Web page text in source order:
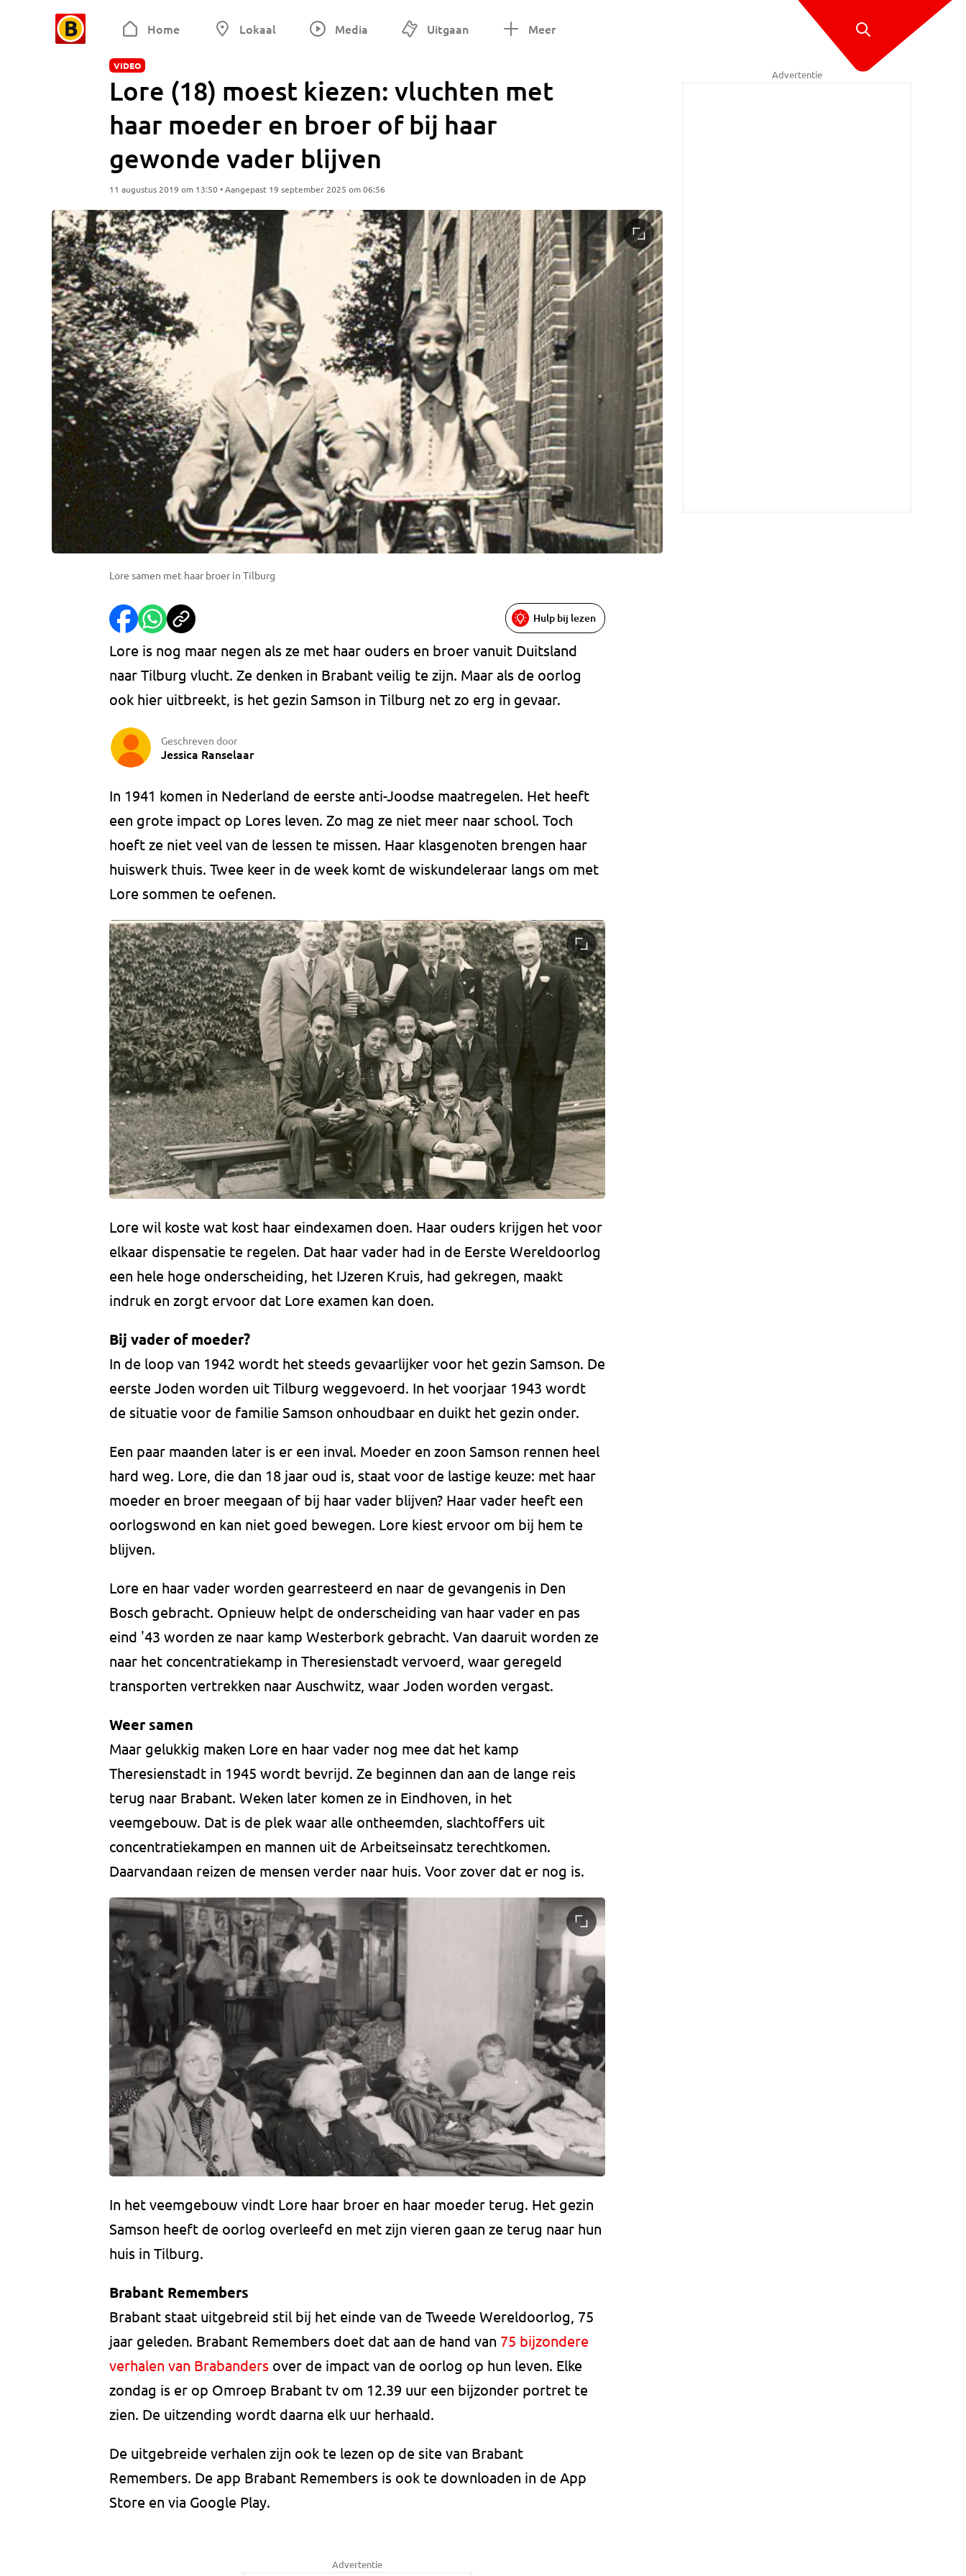
Home Lokaal Media Uitgaan Meer
VIDEO
Lore (18) moest kiezen: vluchten met
haar moeder en broer of bij haar
gewonde vader blijven
11 augustus 2019 om 13:50 • Aangepast 19 september 2025 om 06:56
Lore samen met haar broer in Tilburg
Hulp bij lezen
Lore is nog maar negen als ze met haar ouders en broer vanuit Duitsland
naar Tilburg vlucht. Ze denken in Brabant veilig te zijn. Maar als de oorlog
ook hier uitbreekt, is het gezin Samson in Tilburg net zo erg in gevaar.
Geschreven door
Jessica Ranselaar
In 1941 komen in Nederland de eerste anti-Joodse maatregelen. Het heeft
een grote impact op Lores leven. Zo mag ze niet meer naar school. Toch
hoeft ze niet veel van de lessen te missen. Haar klasgenoten brengen haar
huiswerk thuis. Twee keer in de week komt de wiskundeleraar langs om met
Lore sommen te oefenen.
Lore wil koste wat kost haar eindexamen doen. Haar ouders krijgen het voor
elkaar dispensatie te regelen. Dat haar vader had in de Eerste Wereldoorlog
een hele hoge onderscheiding, het IJzeren Kruis, had gekregen, maakt
indruk en zorgt ervoor dat Lore examen kan doen.
Bij vader of moeder?
In de loop van 1942 wordt het steeds gevaarlijker voor het gezin Samson. De
eerste Joden worden uit Tilburg weggevoerd. In het voorjaar 1943 wordt
de situatie voor de familie Samson onhoudbaar en duikt het gezin onder.
Een paar maanden later is er een inval. Moeder en zoon Samson rennen heel
hard weg. Lore, die dan 18 jaar oud is, staat voor de lastige keuze: met haar
moeder en broer meegaan of bij haar vader blijven? Haar vader heeft een
oorlogswond en kan niet goed bewegen. Lore kiest ervoor om bij hem te
blijven.
Lore en haar vader worden gearresteerd en naar de gevangenis in Den
Bosch gebracht. Opnieuw helpt de onderscheiding van haar vader en pas
eind '43 worden ze naar kamp Westerbork gebracht. Van daaruit worden ze
naar het concentratiekamp in Theresienstadt vervoerd, waar geregeld
transporten vertrekken naar Auschwitz, waar Joden worden vergast.
Weer samen
Maar gelukkig maken Lore en haar vader nog mee dat het kamp
Theresienstadt in 1945 wordt bevrijd. Ze beginnen dan aan de lange reis
terug naar Brabant. Weken later komen ze in Eindhoven, in het
veemgebouw. Dat is de plek waar alle ontheemden, slachtoffers uit
concentratiekampen en mannen uit de Arbeitseinsatz terechtkomen.
Daarvandaan reizen de mensen verder naar huis. Voor zover dat er nog is.
In het veemgebouw vindt Lore haar broer en haar moeder terug. Het gezin
Samson heeft de oorlog overleefd en met zijn vieren gaan ze terug naar hun
huis in Tilburg.
Brabant Remembers
Brabant staat uitgebreid stil bij het einde van de Tweede Wereldoorlog, 75
jaar geleden. Brabant Remembers doet dat aan de hand van 75 bijzondere
verhalen van Brabanders over de impact van de oorlog op hun leven. Elke
zondag is er op Omroep Brabant tv om 12.39 uur een bijzonder portret te
zien. De uitzending wordt daarna elk uur herhaald.
De uitgebreide verhalen zijn ook te lezen op de site van Brabant
Remembers. De app Brabant Remembers is ook te downloaden in de App
Store en via Google Play.
Advertentie
Advertentie